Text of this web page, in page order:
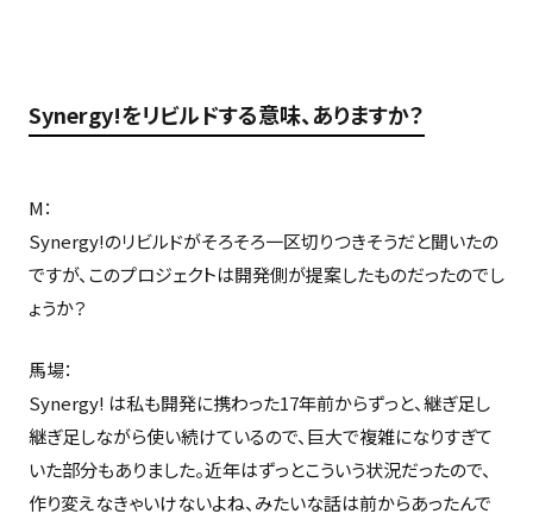
Synergy!をリビルドする意味、ありますか？
M：
Synergy!のリビルドがそろそろ一区切りつきそうだと聞いたの
ですが、このプロジェクトは開発側が提案したものだったのでし
ょうか？
馬場：
Synergy! は私も開発に携わった17年前からずっと、継ぎ足し
継ぎ足しながら使い続けているので、巨大で複雑になりすぎて
いた部分もありました。近年はずっとこういう状況だったので、
作り変えなきゃいけないよね、みたいな話は前からあったんで